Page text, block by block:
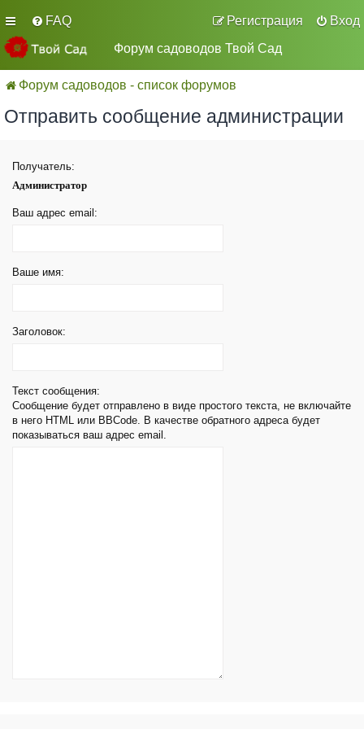
FAQ Вход
Регистрация
Форум садоводов Твой Сад
Форум садоводов - список форумов
Отправить сообщение администрации
Получатель:
Администратор
Ваш адрес email:
Ваше имя:
Заголовок:
Текст сообщения:
Сообщение будет отправлено в виде простого текста, не включайте
в него HTML или BBCode. В качестве обратного адреса будет
показываться ваш адрес email.